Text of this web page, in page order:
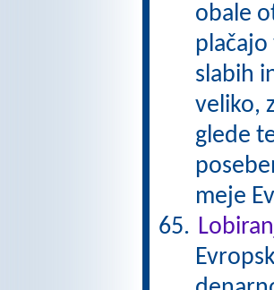
obale
slabih
veliko,
glede
meje